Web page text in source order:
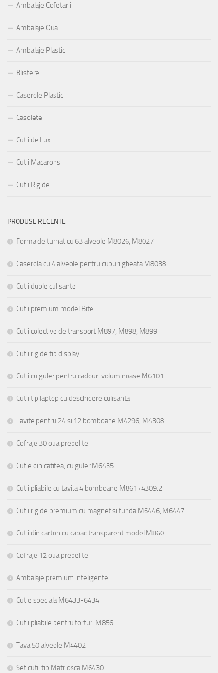
Ambalaje Cofetarii
Ambalaje Oua
Ambalaje Plastic
Blistere
Caserole Plastic
Casolete
Cutii de Lux
Cutii Macarons
Cutii Rigide
PRODUSE RECENTE
Forma de turnat cu 63 alveole M8026, M8027
Caserola cu 4 alveole pentru cuburi gheata M8038
Cutii duble culisante
Cutii premium model Bite
Cutii colective de transport M897, M898, M899
Cutii rigide tip display
Cutii cu guler pentru cadouri voluminoase M6101
Cutii tip laptop cu deschidere culisanta
Tavite pentru 24 si 12 bomboane M4296, M4308
Cofraje 30 oua prepelite
Cutie din catifea, cu guler M6435
Cutii pliabile cu tavita 4 bomboane M861+4309.2
Cutii rigide premium cu magnet si funda M6446, M6447
Cutii din carton cu capac transparent model M860
Cofraje 12 oua prepelite
Ambalaje premium inteligente
Cutie speciala M6433-6434
Cutii pliabile pentru torturi M856
Tava 50 alveole M4402
Set cutii tip Matriosca M6430